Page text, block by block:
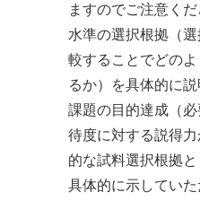
ますのでご注意く
水準の選択根拠（
較することでどの
るか）を具体的に
課題の目的達成（
待度に対する説得
的な試料選択根拠
具体的に示してい